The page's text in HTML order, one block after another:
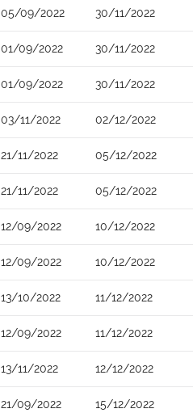
05/09/2022 30/11/2022
01/09/2022 30/11/2022
01/09/2022 30/11/2022
03/11/2022 02/12/2022
21/11/2022 05/12/2022
21/11/2022 05/12/2022
12/09/2022 10/12/2022
12/09/2022 10/12/2022
13/10/2022 11/12/2022
12/09/2022 11/12/2022
13/11/2022 12/12/2022
21/09/2022 15/12/2022